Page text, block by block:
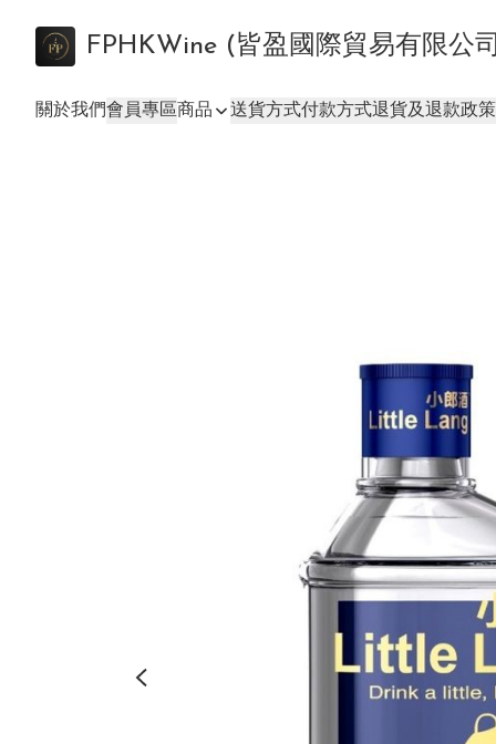
FPHKWine (皆盈國際貿易有限公
關於我們會員專區商品 送貨方式付款方式退貨及退款政策